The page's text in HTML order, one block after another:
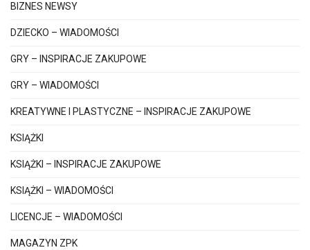
BIZNES NEWSY
DZIECKO – WIADOMOŚCI
GRY – INSPIRACJE ZAKUPOWE
GRY – WIADOMOŚCI
KREATYWNE I PLASTYCZNE – INSPIRACJE ZAKUPOWE
KSIĄŻKI
KSIĄŻKI – INSPIRACJE ZAKUPOWE
KSIĄŻKI – WIADOMOŚCI
LICENCJE – WIADOMOŚCI
MAGAZYN ZPK